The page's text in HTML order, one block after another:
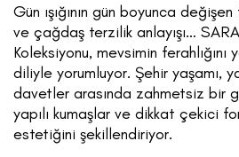
Gün ışığının gün boyunca
ve çağdaş terzilik anlayışı…
Koleksiyonu, mevsimin
diliyle yorumluyor. Şehir yaşamı,
davetler arasında zahmetsiz bir
yapılı kumaşlar ve dikkat çekici
estetiğini şekillendiriyor.